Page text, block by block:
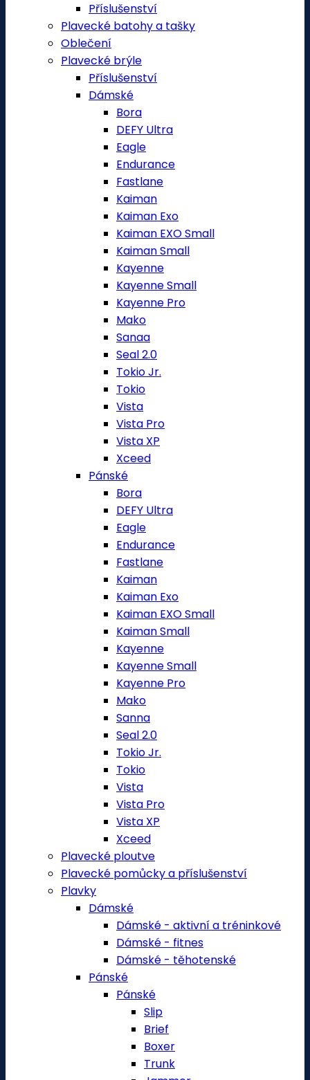
Příslušenství
Plavecké batohy a tašky
Oblečení
Plavecké brýle
Příslušenství
Dámské
Bora
DEFY Ultra
Eagle
Endurance
Fastlane
Kaiman
Kaiman Exo
Kaiman EXO Small
Kaiman Small
Kayenne
Kayenne Small
Kayenne Pro
Mako
Sanaa
Seal 2.0
Tokio Jr.
Tokio
Vista
Vista Pro
Vista XP
Xceed
Pánské
Bora
DEFY Ultra
Eagle
Endurance
Fastlane
Kaiman
Kaiman Exo
Kaiman EXO Small
Kaiman Small
Kayenne
Kayenne Small
Kayenne Pro
Mako
Sanna
Seal 2.0
Tokio Jr.
Tokio
Vista
Vista Pro
Vista XP
Xceed
Plavecké ploutve
Plavecké pomůcky a příslušenství
Plavky
Dámské
Dámské - aktivní a tréninkové
Dámské - fitnes
Dámské - těhotenské
Pánské
Pánské
Slip
Brief
Boxer
Trunk